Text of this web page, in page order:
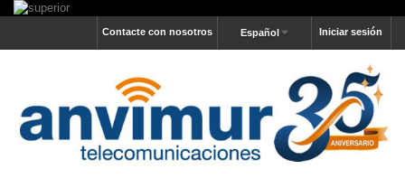
Iniciar sesión
Español
Contacte con nosotros